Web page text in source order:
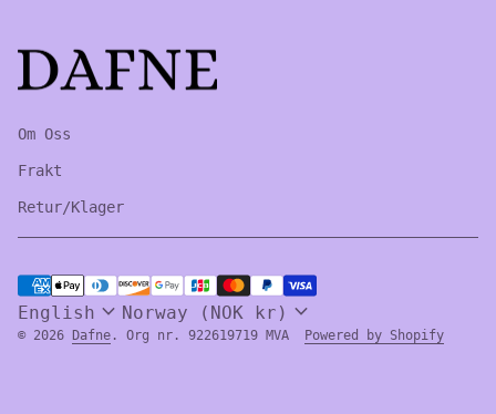
Om Oss
Frakt
Retur/Klager
Payment methods
English expand_more Norway (NOK kr) expand_more
© 2026 Dafne . Org nr. 922619719 MVA Powered by Shopify(link